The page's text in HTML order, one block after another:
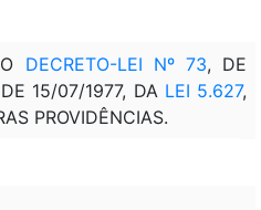
DECRETO-LEI Nº 73, DE
15/07/1977, DA LEI 5.627,
PROVIDÊNCIAS.